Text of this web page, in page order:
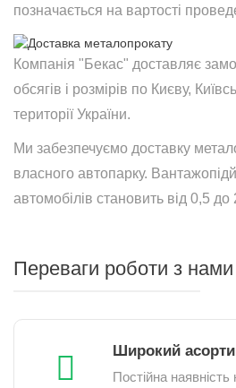
позначається на вартості
Компанія "Бекас" доставляє
обсягів і розмірів по Києву,
території України.
Ми забезпечуємо доставку
власного автопарку.
автомобілів становить від 0,5 до
Переваги роботи з нами
Широкий
Постійна